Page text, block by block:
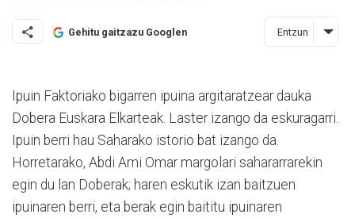
Gehitu gaitzazu Googlen Entzun
Ipuin Faktoriako bigarren ipuina argitaratzear dauka
Dobera Euskara Elkarteak. Laster izango da eskuragarri.
Ipuin berri hau Saharako istorio bat izango da.
Horretarako, Abdi Ami Omar margolari sahararrarekin
egin du lan Doberak; haren eskutik izan baitzuen
ipuinaren berri, eta berak egin baititu ipuinaren